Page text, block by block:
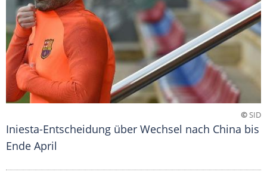
©SID
Iniesta-Entscheidung über Wechsel nach China bis
Ende April